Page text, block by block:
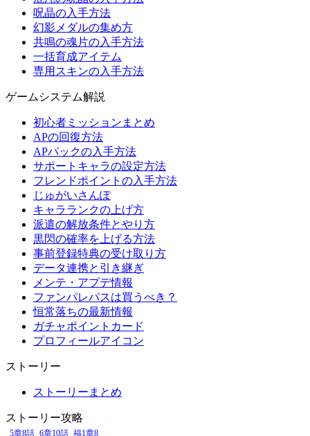
呪晶の入手方法
幻影メダルの集め方
共鳴の魂片の入手方法
一括育成アイテム
専用スキンの入手方法
ゲームシステム解説
初心者ミッションまとめ
APの回復方法
APパックの入手方法
サポートキャラの設定方法
フレンドポイントの入手方法
じゅがいさんぽ
キャラランクの上げ方
派遣の解放条件とやり方
黒閃の確率を上げる方法
事前登録特典の受け取り方
データ連携と引き継ぎ
メンテ・アプデ情報
ファンパレパスは買うべき？
恒常落ちの最新情報
ガチャポイントカード
プロフィールアイコン
ストーリー
ストーリーまとめ
ストーリー攻略
5章8話 6章10話 福1章8